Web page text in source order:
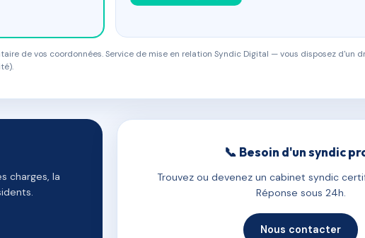
de vos coordonnées. Service de mise en relation Syndic Digital — vous disposez d'un
charges, la
📞 Besoin d'un syndic
Trouvez ou devenez un cabinet syndic
Réponse sous 24h.
Nous contacter